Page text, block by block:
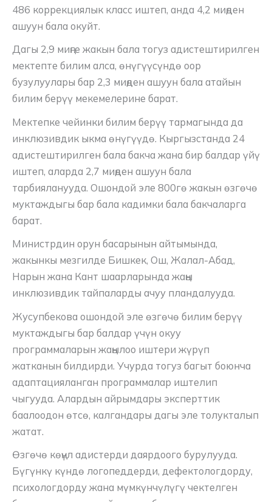
486 коррекциялык класс иштеп, анда 4,2 миңден
ашуун бала окуйт.
Дагы 2,9 миңге жакын бала тогуз адистештирилген
мектепте билим алса, өнүгүүсүндө оор
бузулуулары бар 2,3 миңден ашуун бала атайын
билим берүү мекемелерине барат.
Мектепке чейинки билим берүү тармагында да
инклюзивдик ыкма өнүгүүдө. Кыргызстанда 24
адистештирилген бала бакча жана бир балдар үйү
иштеп, аларда 2,7 миңден ашуун бала
тарбияланууда. Ошондой эле 800гө жакын өзгөчө
муктаждыгы бар бала кадимки бала бакчаларга
барат.
Министрдин орун басарынын айтымында,
жакынкы мезгилде Бишкек, Ош, Жалал-Абад,
Нарын жана Кант шаарларында жаңы
инклюзивдик тайпаларды ачуу пландалууда.
Жусупбекова ошондой эле өзгөчө билим берүү
муктаждыгы бар балдар үчүн окуу
программаларын жаңылоо иштери жүрүп
жатканын билдирди. Учурда тогуз багыт боюнча
адаптацияланган программалар иштелип
чыгууда. Алардын айрымдары эксперттик
баалоодон өтсө, калгандары дагы эле толукталып
жатат.
Өзгөчө көңүл адистерди даярдоого бурулууда.
Бүгүнкү күндө логопеддерди, дефектологдорду,
психологдорду жана мүмкүнчүлүгү чектелген